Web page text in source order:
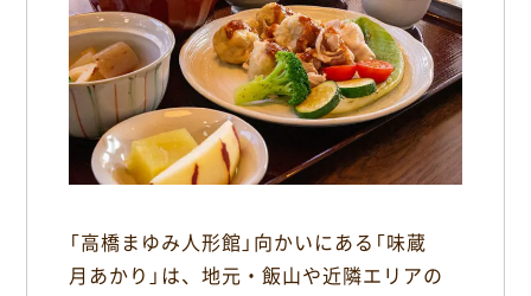
o
k
「高橋まゆみ人形館」向かいにある「味蔵
月あかり」は、地元・飯山や近隣エリアの